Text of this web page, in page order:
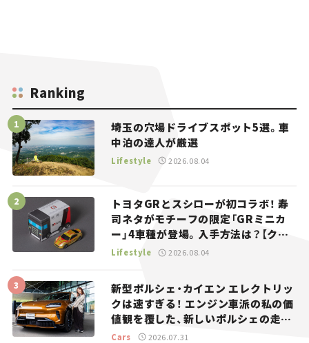
Ranking
埼玉の穴場ドライブスポット5選。車
中泊の達人が厳選
Lifestyle 2026.08.04
トヨタGRとスシローが初コラボ！ 寿
司ネタがモチーフの限定「GRミニカ
ー」4車種が登場。入手方法は？【クル
マとホビー】
Lifestyle 2026.08.04
新型ポルシェ・カイエン エレクトリッ
クは速すぎる！ エンジン車派の私の価
値観を覆した、新しいポルシェの走
り。
Cars 2026.07.31